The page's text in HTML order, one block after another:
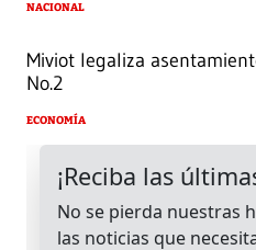
NACIONAL
Miviot legaliza
No.2
ECONOMÍA